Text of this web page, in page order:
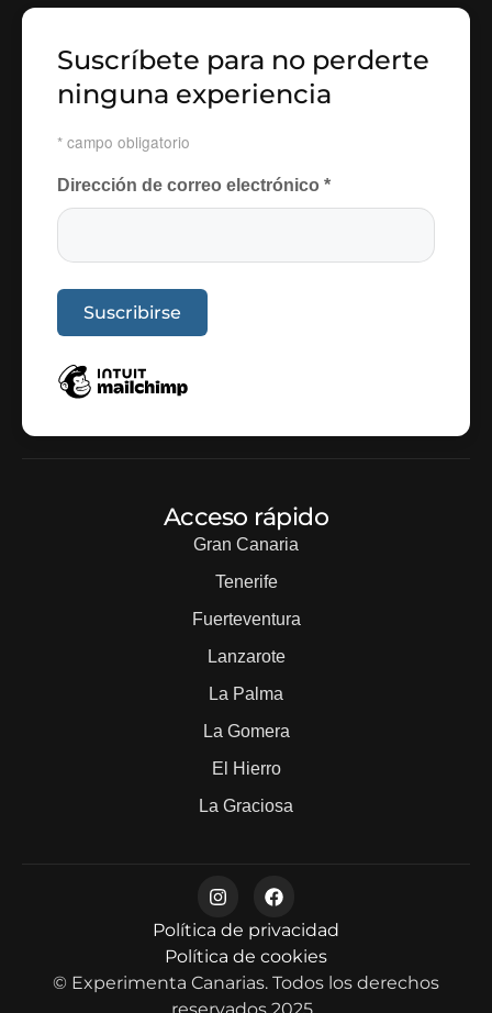
Suscríbete para no perderte
ninguna experiencia
* campo obligatorio
Dirección de correo electrónico *
Acceso rápido
Gran Canaria
Tenerife
Fuerteventura
Lanzarote
La Palma
La Gomera
El Hierro
La Graciosa
© Experimenta Canarias. Todos los derechos
Política de privacidad
Política de cookies